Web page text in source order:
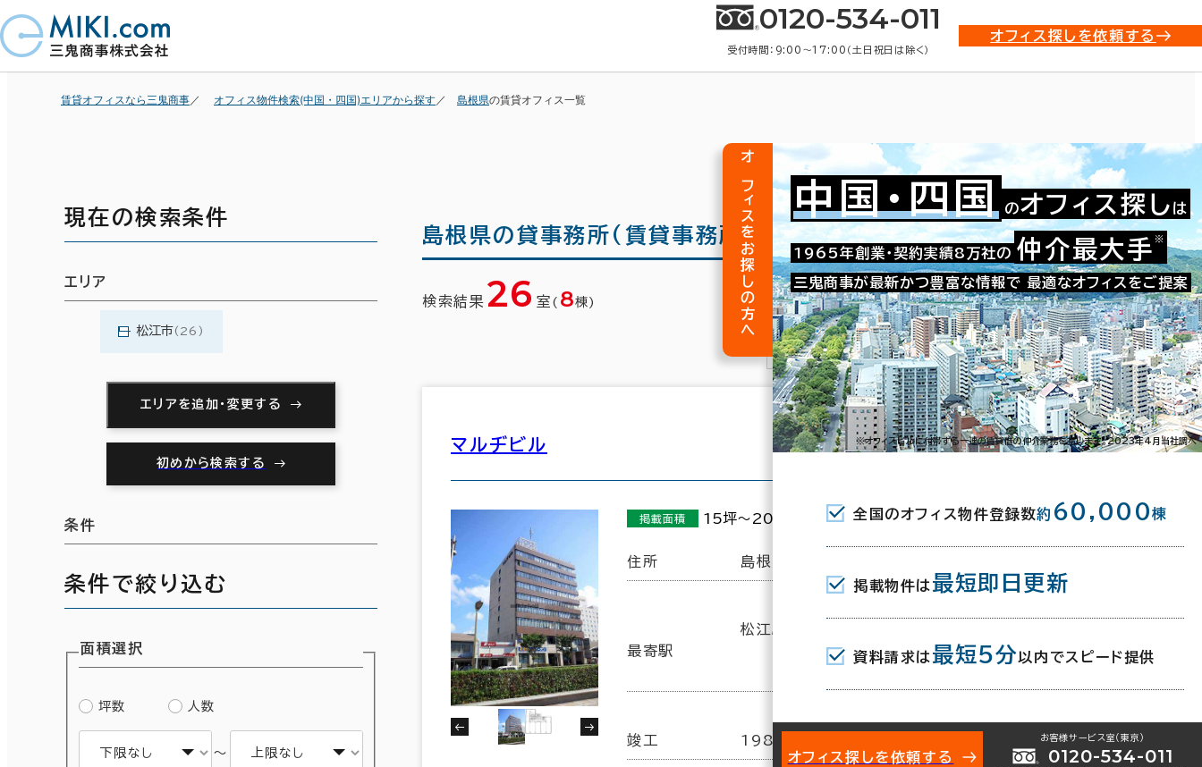
0120-534-011
受付時間：9:00〜17:00（土日祝日は除く）
オフィス探しを依頼する
賃貸オフィスなら三鬼商事 オフィス物件検索(中国・四国)エリアから探す 島根県の賃貸オフィス一覧
島根県の貸事務所(賃貸事務所)・賃貸オフィス物件一覧
検索結果 26 室 ( 8棟) 条件で絞り込む
1
マルヂビル
お問い合わせ番号：009-40394
掲載面積 15坪～20坪
住所 島根県松江市朝日町589-2
最寄駅
松江駅(JR) 北口 3分
竣工 1982年 8月
現在の検索条件
エリア
松江市(26)
エリアを追加・変更する
初めから検索する
条件
条件で絞り込む
面積選択
坪数 人数
～
オフィスをお探しの方へ 中国・四国 のオフィス探し は
1965年創業・契約実績8万社の 仲介最大手 ※
三鬼商事が最新かつ豊富な情報で 最適なオフィスをご提案
※オフィスビルに付帯する一連の賃貸借の仲介業務を指します。2023年4月当社調べ
全国のオフィス物件登録数約 60,000棟
掲載物件は 最短即日更新
資料請求は 最短5分 以内でスピード提供
オフィス探しを依頼する
お客様サービス室（東京）
0120-534-011